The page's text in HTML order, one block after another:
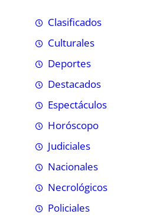
Clasificados
Culturales
Deportes
Destacados
Espectáculos
Horóscopo
Judiciales
Nacionales
Necrológicos
Policiales